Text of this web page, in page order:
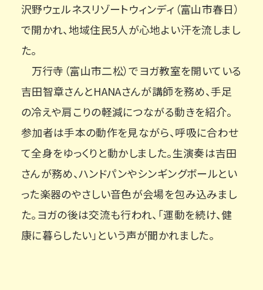
沢野ウェルネスリゾートウィンディ（富山市春日）
で開かれ、地域住民5人が心地よい汗を流しまし
た。
万行寺（富山市二松）でヨガ教室を開いている
吉田智章さんとHANAさんが講師を務め、手足
の冷えや肩こりの軽減につながる動きを紹介。
参加者は手本の動作を見ながら、呼吸に合わせ
て全身をゆっくりと動かしました。生演奏は吉田
さんが務め、ハンドパンやシンギングボールとい
った楽器のやさしい音色が会場を包み込みまし
た。ヨガの後は交流も行われ、「運動を続け、健
康に暮らしたい」という声が聞かれました。